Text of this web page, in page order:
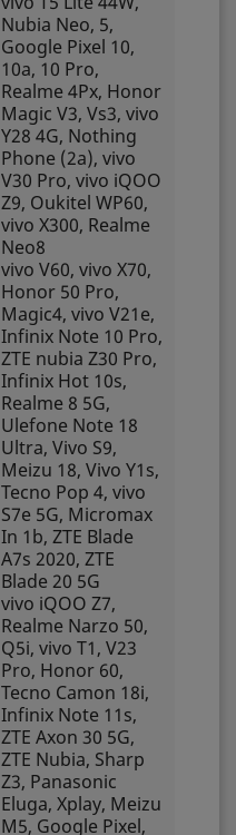
Nubia Neo, 5,
Google Pixel 10,
10a, 10 Pro,
Realme 4Px, Honor
Magic V3, Vs3, vivo
Y28 4G, Nothing
Phone (2a), vivo
V30 Pro, vivo iQOO
Z9, Oukitel WP60,
vivo X300, Realme
Neo8
vivo V60, vivo X70,
Honor 50 Pro,
Magic4, vivo V21e,
Infinix Note 10 Pro,
ZTE nubia Z30 Pro,
Infinix Hot 10s,
Realme 8 5G,
Ulefone Note 18
Ultra, Vivo S9,
Meizu 18, Vivo Y1s,
Tecno Pop 4, vivo
S7e 5G, Micromax
In 1b, ZTE Blade
A7s 2020, ZTE
Blade 20 5G
vivo iQOO Z7,
Realme Narzo 50,
Q5i, vivo T1, V23
Pro, Honor 60,
Tecno Camon 18i,
Infinix Note 11s,
ZTE Axon 30 5G,
ZTE Nubia, Sharp
Z3, Panasonic
Eluga, Xplay, Meizu
M5, Google Pixel,